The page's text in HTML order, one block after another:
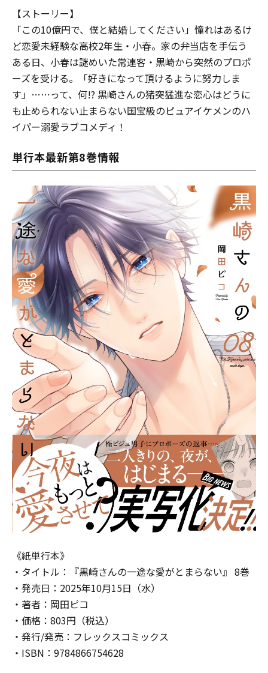
【ストーリー】
「この10億円で、僕と結婚してください」憧れはあるけ
ど恋愛未経験な高校2年生・小春。家の弁当店を手伝う
ある日、小春は謎めいた常連客・黒崎から突然のプロポ
ーズを受ける。「好きになって頂けるように努力しま
す」……って、何!? 黒崎さんの猪突猛進な恋心はどうに
も止められない止まらない――国宝級のピュアイケメンのハ
イパー溺愛ラブコメディ！
単行本最新第8巻情報
《紙単行本》
・タイトル：『黒崎さんの一途な愛がとまらない』 8巻
・発売日：2025年10月15日（水）
・著者：岡田ピコ
・価格：803円（税込）
・発行/発売：フレックスコミックス
・ISBN：9784866754628